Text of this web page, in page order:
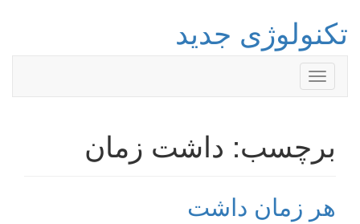
تکنولوژی جدید
Toggle
navigation
برچسب: داشت زمان
هر زمان داشت